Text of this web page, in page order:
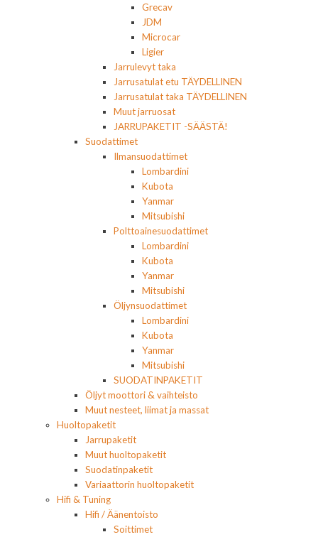
Grecav
JDM
Microcar
Ligier
Jarrulevyt taka
Jarrusatulat etu TÄYDELLINEN
Jarrusatulat taka TÄYDELLINEN
Muut jarruosat
JARRUPAKETIT -SÄÄSTÄ!
Suodattimet
Ilmansuodattimet
Lombardini
Kubota
Yanmar
Mitsubishi
Polttoainesuodattimet
Lombardini
Kubota
Yanmar
Mitsubishi
Öljynsuodattimet
Lombardini
Kubota
Yanmar
Mitsubishi
SUODATINPAKETIT
Öljyt moottori & vaihteisto
Muut nesteet, liimat ja massat
Huoltopaketit
Jarrupaketit
Muut huoltopaketit
Suodatinpaketit
Variaattorin huoltopaketit
Hifi & Tuning
Hifi / Äänentoisto
Soittimet